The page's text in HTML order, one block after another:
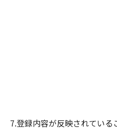
7.登録内容が反映されている